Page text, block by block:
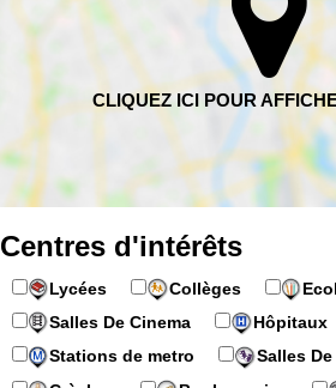
Centres d'intérêts
Lycées Collèges
Salles De Cinema
Hôpitaux
Stations de metro
Salles